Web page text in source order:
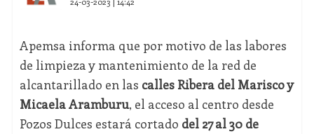
Apemsa informa que por motivo de las labores
de limpieza y mantenimiento de la red de
alcantarillado en las calles Ribera del Marisco y
Micaela Aramburu, el acceso al centro desde
Pozos Dulces estará cortado del 27 al 30 de